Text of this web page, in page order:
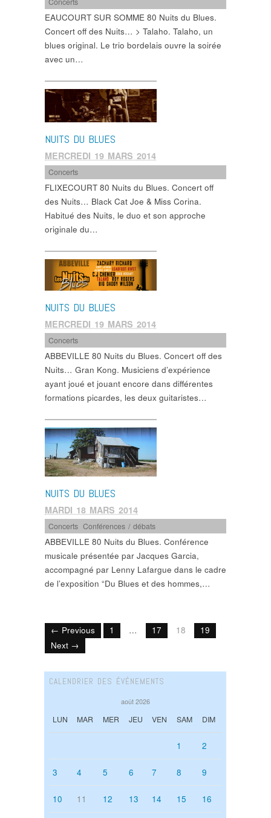
EAUCOURT SUR SOMME 80 Nuits du Blues.
Concert off des Nuits… > Talaho. Talaho, un
blues original. Le trio bordelais ouvre la soirée
avec un…
NUITS DU BLUES
MERCREDI 19 MARS 2014
Concerts
FLIXECOURT 80 Nuits du Blues. Concert off
des Nuits… Black Cat Joe & Miss Corina.
Habitué des Nuits, le duo et son approche
originale du…
NUITS DU BLUES
MERCREDI 19 MARS 2014
Concerts
ABBEVILLE 80 Nuits du Blues. Concert off des
Nuits… Gran Kong. Musiciens d’expérience
ayant joué et jouant encore dans différentes
formations picardes, les deux guitaristes…
NUITS DU BLUES
MARDI 18 MARS 2014
Concerts ,Conférences / débats
ABBEVILLE 80 Nuits du Blues. Conférence
musicale présentée par Jacques Garcia,
accompagné par Lenny Lafargue dans le cadre
de l’exposition “Du Blues et des hommes,…
← Previous 1 … 17 18
19
Next →
CALENDRIER DES ÉVÉNEMENTS
août 2026
LUN MAR MER JEU VEN SAM DIM
1 2
3 4 5 6 7 8 9
10 11 12 13 14 15 16